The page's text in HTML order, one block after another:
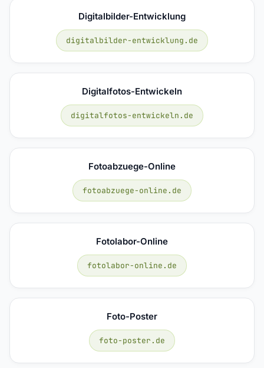
Digitalbilder-Entwicklung
digitalbilder-entwicklung.de
Digitalfotos-Entwickeln
digitalfotos-entwickeln.de
Fotoabzuege-Online
fotoabzuege-online.de
Fotolabor-Online
fotolabor-online.de
Foto-Poster
foto-poster.de